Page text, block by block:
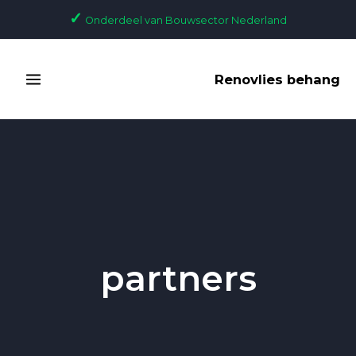
✓ Onderdeel van Bouwsector Nederland
MENU
Renovlies behang
partners